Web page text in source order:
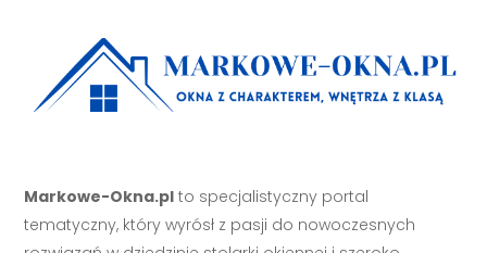
Markowe-Okna.pl to specjalistyczny portal
tematyczny, który wyrósł z pasji do nowoczesnych